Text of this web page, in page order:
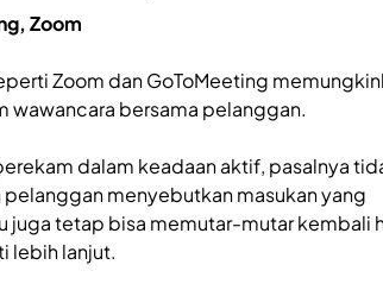
Zoom
Zoom dan GoToMeeting
wawancara bersama pelanggan.
dalam keadaan aktif, pasalnya
pelanggan menyebutkan masukan yang
juga tetap bisa memutar-mutar kembali
lebih lanjut.